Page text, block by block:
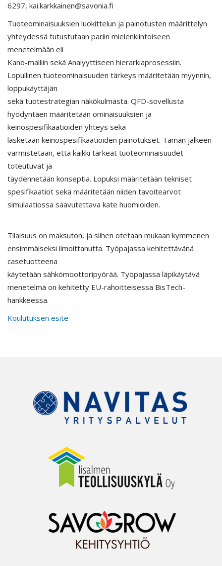
6297, kai.karkkainen@savonia.fi
Tuoteominaisuuksien luokittelun ja painotusten määrittelyn
yhteydessä tutustutaan pariin mielenkiintoiseen
menetelmään eli
Kano-malliin sekä Analyyttiseen hierarkiaprosessiin.
Lopullinen tuoteominaisuuden tärkeys määritetään myynnin,
loppukäyttäjän
sekä tuotestrategian näkökulmasta. QFD-sovellusta
hyödyntäen määritetään ominaisuuksien ja
keinospesifikaatioiden yhteys sekä
lasketaan keinospesifikaatioiden painotukset. Tämän jälkeen
varmistetaan, että kaikki tärkeät tuoteominaisuudet
toteutuvat ja
täydennetään konseptia. Lopuksi määritetään tekniset
spesifikaatiot sekä määritetään niiden tavoitearvot
simulaatiossa saavutettava kate huomioiden.
Tilaisuus on maksuton, ja siihen otetaan mukaan kymmenen
ensimmäiseksi ilmoittanutta. Työpajassa kehitettävänä
casetuotteena
käytetään sähkömoottoripyörää. Työpajassa läpikäytävä
menetelmä on kehitetty EU-rahoitteisessa BisTech-
hankkeessa.
Koulutuksen esite